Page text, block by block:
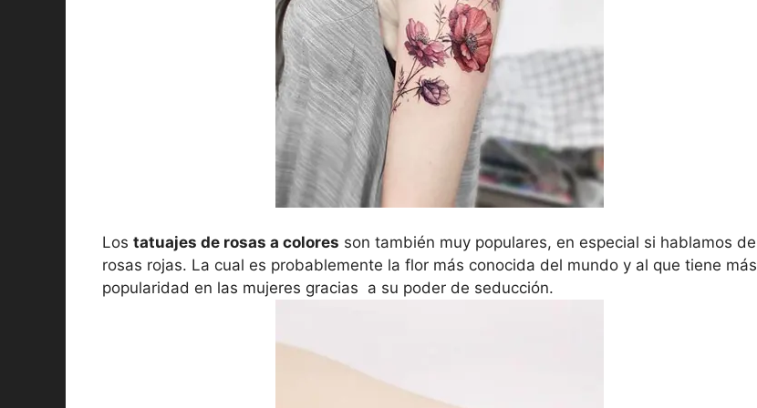
Los tatuajes de rosas a colores son también muy populares, en especial si hablamos de
rosas rojas. La cual es probablemente la flor más conocida del mundo y al que tiene más
popularidad en las mujeres gracias a su poder de seducción.